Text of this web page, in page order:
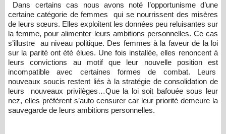
Dans certains cas nous avons noté l’opportunisme d’une
certaine catégorie de femmes qui se nourrissent des misères
de leurs sœurs. Elles exploitent les données peu reluisantes sur
la femme, pour alimenter leurs ambitions personnelles. Ce cas
s’illustre au niveau politique. Des femmes à la faveur de la loi
sur la parité ont été élues. Une fois installée, elles renoncent à
leurs convictions au motif que leur nouvelle position est
incompatible avec certaines formes de combat. Leurs
nouveaux soucis restent liés à la stratégie de consolidation de
leurs nouveaux privilèges…Que la loi soit bafouée sous leur
nez, elles préfèrent s’auto censurer car leur priorité demeure la
sauvegarde de leurs ambitions personnelles.